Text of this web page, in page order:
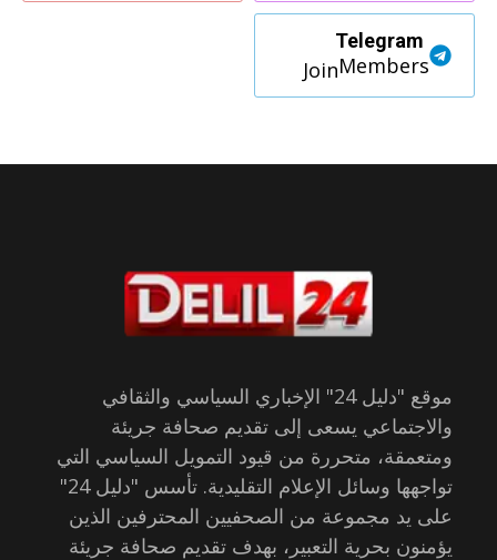
Telegram
Members
Join
موقع "دليل 24" الإخباري السياسي والثقافي
والاجتماعي يسعى إلى تقديم صحافة جريئة
ومتعمقة، متحررة من قيود التمويل السياسي التي
تواجهها وسائل الإعلام التقليدية. تأسس "دليل 24"
على يد مجموعة من الصحفيين المحترفين الذين
يؤمنون بحرية التعبير، بهدف تقديم صحافة جريئة